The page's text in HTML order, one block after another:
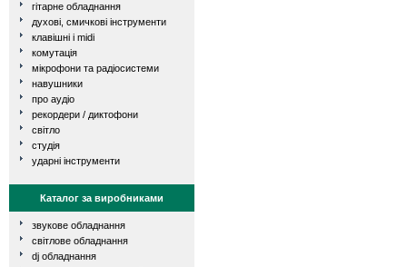
гітарне обладнання
духові, смичкові інструменти
клавішні і midi
комутація
мікрофони та радіосистеми
навушники
про аудіо
рекордери / диктофони
світло
студія
ударні інструменти
Каталог за виробниками
звукове обладнання
світлове обладнання
dj обладнання